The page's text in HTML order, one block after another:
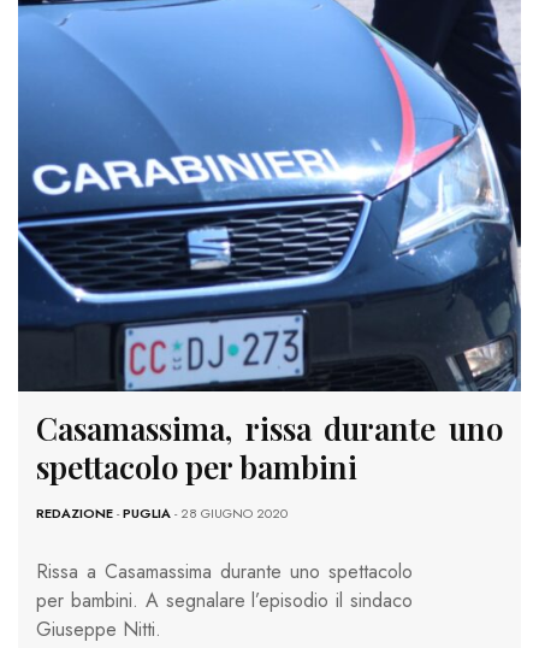
Casamassima, rissa durante uno
spettacolo per bambini
REDAZIONE-PUGLIA- 28 GIUGNO 2020
Rissa a Casamassima durante uno spettacolo
per bambini. A segnalare l’episodio il sindaco
Giuseppe Nitti.